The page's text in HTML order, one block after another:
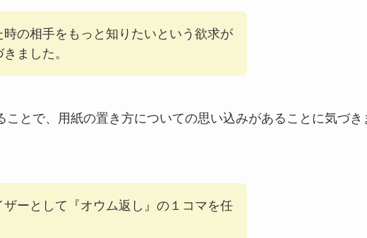
の相手をもっと知りたいという欲求が
ました。
ことで、用紙の置き方についての思い込みがあることに気づき
ーとして『オウム返し』の１コマを任